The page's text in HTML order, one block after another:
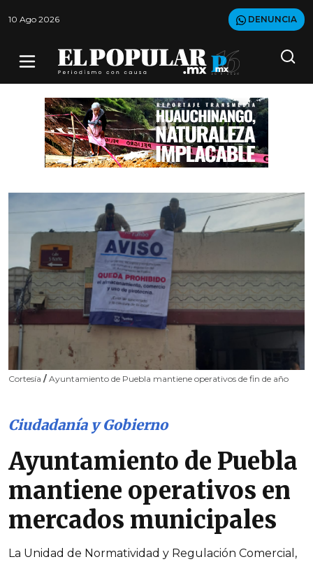
10 Ago 2026 DENUNCIA
Cortesía / Ayuntamiento de Puebla mantiene operativos de fin de año
Ciudadanía y Gobierno
Ayuntamiento de Puebla
mantiene operativos en
mercados municipales
La Unidad de Normatividad y Regulación Comercial,